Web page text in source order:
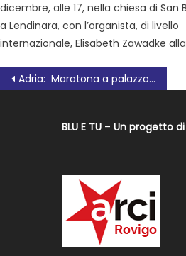
dicembre, alle 17, nella chiesa di San
a Lendinara, con l’organista, di livello
internazionale, Elisabeth Zawadke
Adria: Maratona a palazzo Tassoni.”Insieme per dire no alla guerra ed essere di aiuto ai cittadini Ucraini”
BLU E TU –Un progetto di